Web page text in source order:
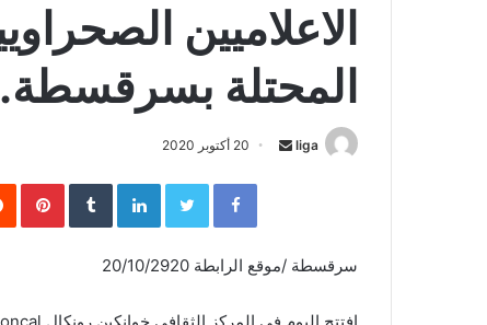
الاعلاميين
المحتلة بسرقسطة.
liga
n
20 أكتوبر 2020
Facebook
Twitter
LinkedIn
‏Tumblr
Pinterest
سرقسطة /موقع الرابطة 20/10/2920